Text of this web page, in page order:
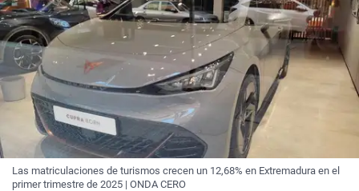
Las matriculaciones de turismos crecen un 12,68% en Extremadura en el
primer trimestre de 2025 | ONDA CERO